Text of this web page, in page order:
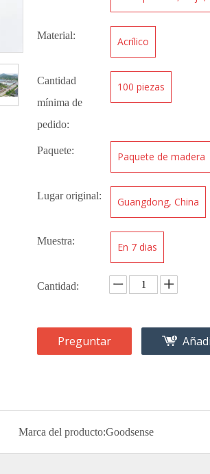
Material: Acrílico
Cantidad
mínima de
pedido:
100 piezas
Paquete: Paquete de madera
Lugar original: Guangdong, China
Muestra: En 7 dias
Cantidad:
Preguntar
Marca del producto:Goodsense